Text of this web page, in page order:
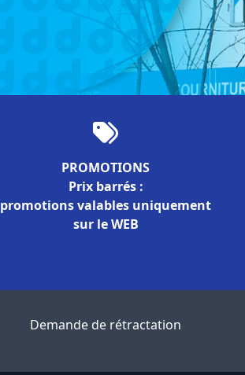
PROMOTIONS
Prix barrés :
promotions valables uniquement
sur le WEB
Demande de rétractation